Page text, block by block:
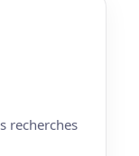
recherches